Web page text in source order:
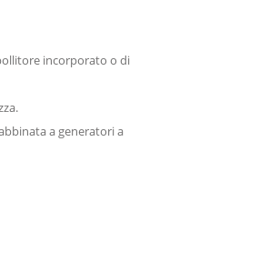
incorporato o di
a generatori a